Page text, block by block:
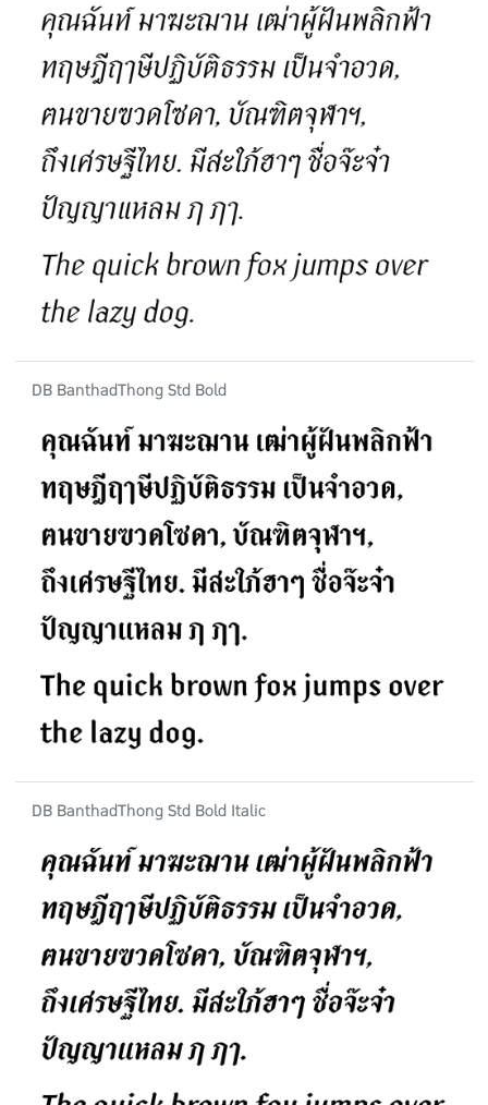
DB BanthadThong Std Bold
DB BanthadThong Std Bold Italic